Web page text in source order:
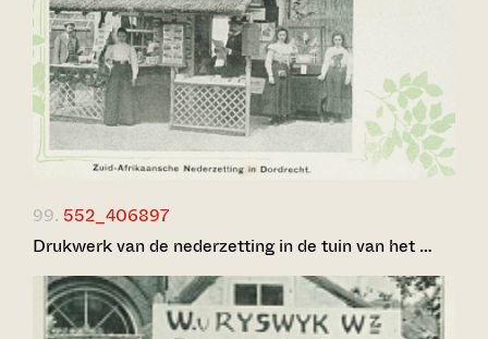
99. 552_406897
Drukwerk van de nederzetting in de tuin van het …